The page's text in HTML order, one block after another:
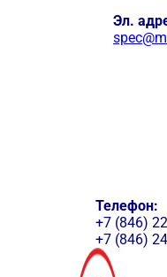
Эл.
Телефон:
+7 (846)
+7 (846)